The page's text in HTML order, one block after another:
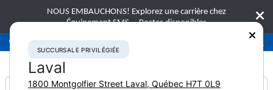
NOUS EMBAUCHONS! Explorez une carrière chez
Équipement SMS. Postes disponibles
Succursale privilégiéeLaval 450-781-9600
SUCCURSALE PRIVILÉGIÉE
Laval
1800 Montgolfier Street Laval, Québec H7T 0L9